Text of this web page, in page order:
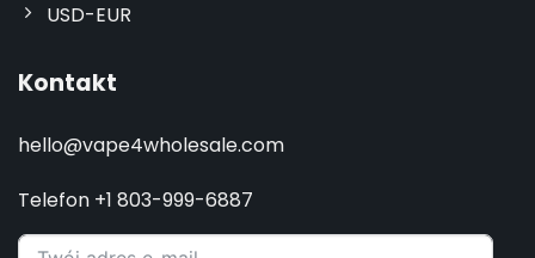
USD-EUR
Kontakt
hello@vape4wholesale.com
Telefon +1 803-999-6887